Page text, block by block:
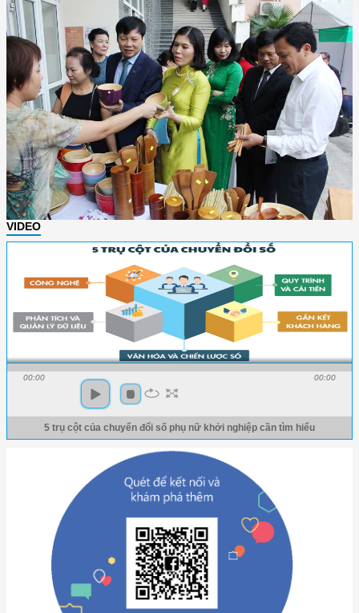
VIDEO
00:00 00:00
5 trụ cột của chuyển đổi số phụ nữ khởi nghiệp cần tìm hiểu